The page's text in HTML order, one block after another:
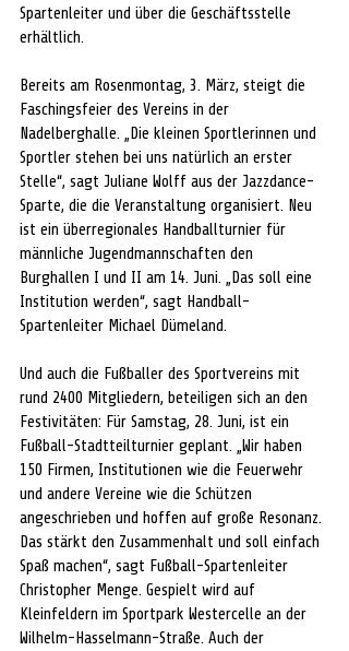
Spartenleiter und über die Geschäftsstelle
erhältlich.
Bereits am Rosenmontag, 3. März, steigt die
Faschingsfeier des Vereins in der
Nadelberghalle. „Die kleinen Sportlerinnen und
Sportler stehen bei uns natürlich an erster
Stelle“, sagt Juliane Wolff aus der Jazzdance-
Sparte, die die Veranstaltung organisiert. Neu
ist ein überregionales Handballturnier für
männliche Jugendmannschaften den
Burghallen I und II am 14. Juni. „Das soll eine
Institution werden“, sagt Handball-
Spartenleiter Michael Dümeland.
Und auch die Fußballer des Sportvereins mit
rund 2400 Mitgliedern, beteiligen sich an den
Festivitäten: Für Samstag, 28. Juni, ist ein
Fußball-Stadtteilturnier geplant. „Wir haben
150 Firmen, Institutionen wie die Feuerwehr
und andere Vereine wie die Schützen
angeschrieben und hoffen auf große Resonanz.
Das stärkt den Zusammenhalt und soll einfach
Spaß machen“, sagt Fußball-Spartenleiter
Christopher Menge. Gespielt wird auf
Kleinfeldern im Sportpark Westercelle an der
Wilhelm-Hasselmann-Straße. Auch der